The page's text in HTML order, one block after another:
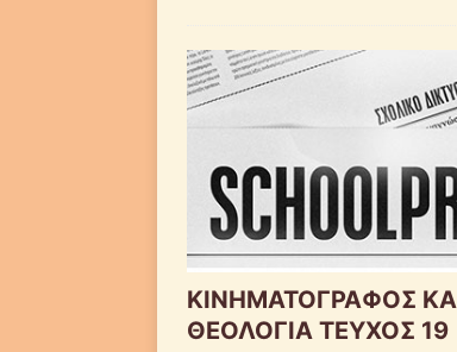
ΚΙΝΗΜΑΤΟΓΡΑΦΟΣ
ΘΕΟΛΟΓΙΑ ΤΕΥΧΟΣ 19